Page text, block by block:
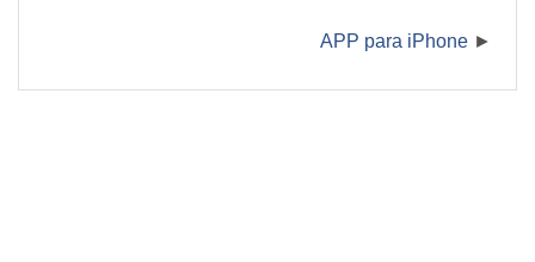
APP para iPhone